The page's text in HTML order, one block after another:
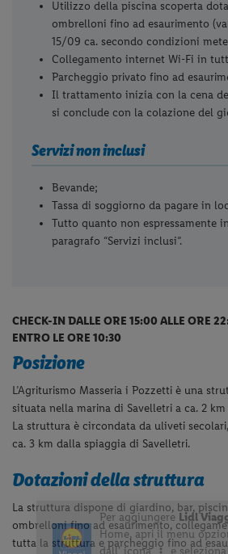
Utilizzo della piscina scoperta
ombrelloni fino ad esaurimento
15/09 ca. secondo condizioni
Collegamento internet Wi-Fi in
Parcheggio privato fino ad
Il trattamento inizia con la cena
si conclude con la colazione del
Servizi non inclusi
Bevande;
Tassa di soggiorno da pagare in
Tutto quanto non espressamente
paragrafo “Servizi inclusi”.
CHECK-IN DALLE ORE 15:00 ALLE ORE
ENTRO LE ORE 10:30
Posizione
L’Agriturismo Masseria i Pozzetti è una
situata nella marina di Savelletri a ca. 2
La struttura è circondata da uliveti
ca. 3 km dalla spiaggia di Savelletri.
Dotazioni della struttura
La struttura dispone di giardino, bar,
ombrelloni fino ad esaurimento,
tutta la struttura e parcheggio fino ad